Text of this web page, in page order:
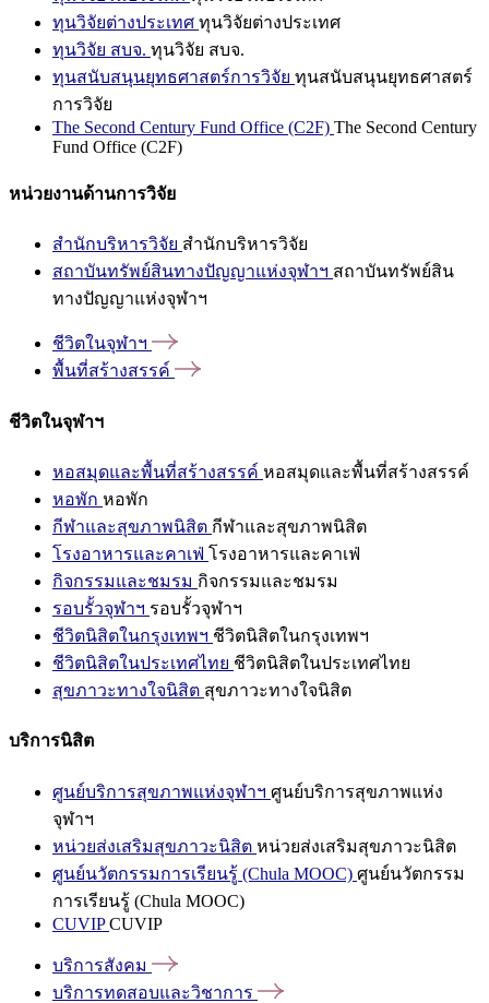
ทุนวิจัยต่างประเทศ ทุนวิจัยต่างประเทศ
ทุนวิจัย สบจ. ทุนวิจัย สบจ.
ทุนสนับสนุนยุทธศาสตร์การวิจัย ทุนสนับสนุนยุทธศาสตร์
การวิจัย
The Second Century Fund Office (C2F) The Second Century
Fund Office (C2F)
หน่วยงานด้านการวิจัย
สำนักบริหารวิจัย สำนักบริหารวิจัย
สถาบันทรัพย์สินทางปัญญาแห่งจุฬาฯ สถาบันทรัพย์สิน
ทางปัญญาแห่งจุฬาฯ
ชีวิตในจุฬาฯ
พื้นที่สร้างสรรค์
ชีวิตในจุฬาฯ
หอสมุดและพื้นที่สร้างสรรค์ หอสมุดและพื้นที่สร้างสรรค์
หอพัก หอพัก
กีฬาและสุขภาพนิสิต กีฬาและสุขภาพนิสิต
โรงอาหารและคาเฟ่ โรงอาหารและคาเฟ่
กิจกรรมและชมรม กิจกรรมและชมรม
รอบรั้วจุฬาฯ รอบรั้วจุฬาฯ
ชีวิตนิสิตในกรุงเทพฯ ชีวิตนิสิตในกรุงเทพฯ
ชีวิตนิสิตในประเทศไทย ชีวิตนิสิตในประเทศไทย
สุขภาวะทางใจนิสิต สุขภาวะทางใจนิสิต
บริการนิสิต
ศูนย์บริการสุขภาพแห่งจุฬาฯ ศูนย์บริการสุขภาพแห่ง
จุฬาฯ
หน่วยส่งเสริมสุขภาวะนิสิต หน่วยส่งเสริมสุขภาวะนิสิต
ศูนย์นวัตกรรมการเรียนรู้ (Chula MOOC) ศูนย์นวัตกรรม
การเรียนรู้ (Chula MOOC)
CUVIPCUVIP
บริการสังคม
บริการทดสอบและวิชาการ